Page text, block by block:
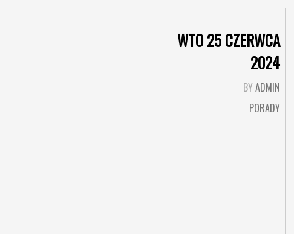
WTO 25 CZERWCA
2024
BYADMIN
PORADY